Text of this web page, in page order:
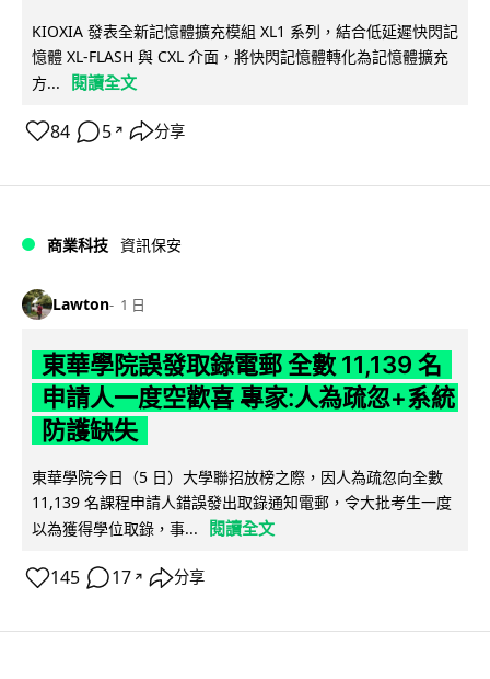
KIOXIA 發表全新記憶體擴充模組 XL1 系列，結合低延遲快閃記
憶體 XL-FLASH 與 CXL 介面，將快閃記憶體轉化為記憶體擴充
方...
閱讀全文
84 5 ↗ 分享
商業科技 資訊保安
Lawton 1 日
東華學院誤發取錄電郵 全數 11,139 名
申請人一度空歡喜 專家:人為疏忽+系統
防護缺失
東華學院今日（5 日）大學聯招放榜之際，因人為疏忽向全數
11,139 名課程申請人錯誤發出取錄通知電郵，令大批考生一度
以為獲得學位取錄，事...
閱讀全文
145 17 ↗ 分享